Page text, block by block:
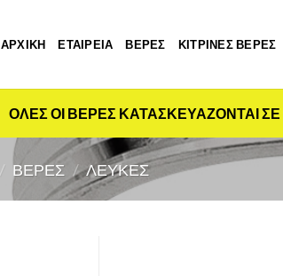
ΑΡΧΙΚΗ ΕΤΑΙΡΕΙΑ ΒΕΡΕΣ ΚΙΤΡΙΝΕΣ ΒΕΡΕΣ
ΟΛΕΣ ΟΙ ΒΕΡΕΣ ΚΑΤΑΣΚΕΥΑΖΟΝΤΑΙ
/ ΒΕΡΕΣ / ΛΕΥΚΕΣ